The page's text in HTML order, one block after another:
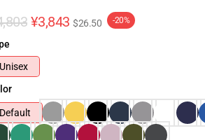
¥3,843 $26.50 -20%
Unisex
Default